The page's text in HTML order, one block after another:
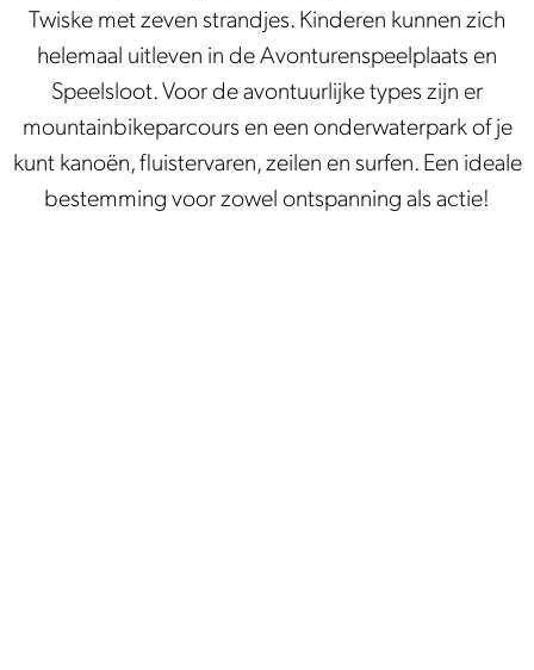
Twiske met zeven strandjes. Kinderen kunnen zich
helemaal uitleven in de Avonturenspeelplaats en
Speelsloot. Voor de avontuurlijke types zijn er
mountainbikeparcours en een onderwaterpark of je
kunt kanoën, fluistervaren, zeilen en surfen. Een ideale
bestemming voor zowel ontspanning als actie!